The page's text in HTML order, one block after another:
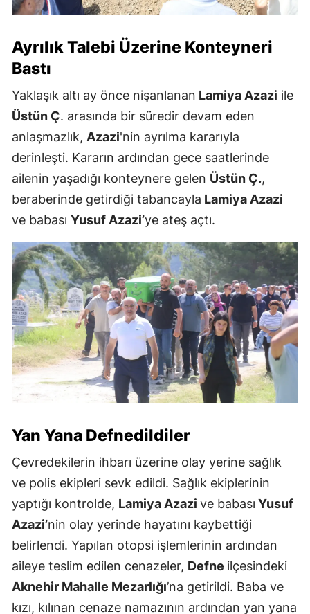
Ayrılık Talebi Üzerine Konteyneri
Bastı
Yaklaşık altı ay önce nişanlanan Lamiya Azazi ile
Üstün Ç. arasında bir süredir devam eden
anlaşmazlık, Azazi'nin ayrılma kararıyla
derinleşti. Kararın ardından gece saatlerinde
ailenin yaşadığı konteynere gelen Üstün Ç.,
beraberinde getirdiği tabancayla Lamiya Azazi
ve babası Yusuf Azazi’ye ateş açtı.
Yan Yana Defnedildiler
Çevredekilerin ihbarı üzerine olay yerine sağlık
ve polis ekipleri sevk edildi. Sağlık ekiplerinin
yaptığı kontrolde, Lamiya Azazi ve babası Yusuf
Azazi’nin olay yerinde hayatını kaybettiği
belirlendi. Yapılan otopsi işlemlerinin ardından
aileye teslim edilen cenazeler, Defne ilçesindeki
Aknehir Mahalle Mezarlığı’na getirildi. Baba ve
kızı, kılınan cenaze namazının ardından yan yana